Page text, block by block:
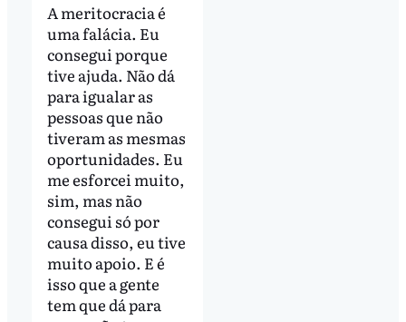
A meritocracia é
uma falácia. Eu
consegui porque
tive ajuda. Não dá
para igualar as
pessoas que não
tiveram as mesmas
oportunidades. Eu
me esforcei muito,
sim, mas não
consegui só por
causa disso, eu tive
muito apoio. E é
isso que a gente
tem que dá para